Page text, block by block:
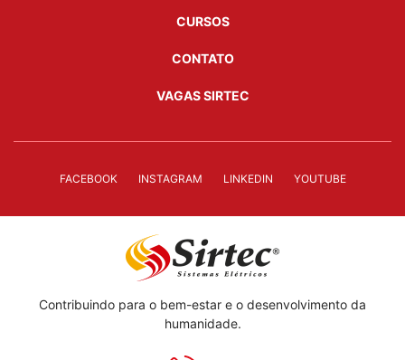
CURSOS
CONTATO
VAGAS SIRTEC
FACEBOOK INSTAGRAM LINKEDIN YOUTUBE
Contribuindo para o bem-estar e o desenvolvimento da
humanidade.